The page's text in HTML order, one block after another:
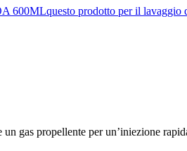
prodotto per il lavaggio
gas propellente per un’iniezione